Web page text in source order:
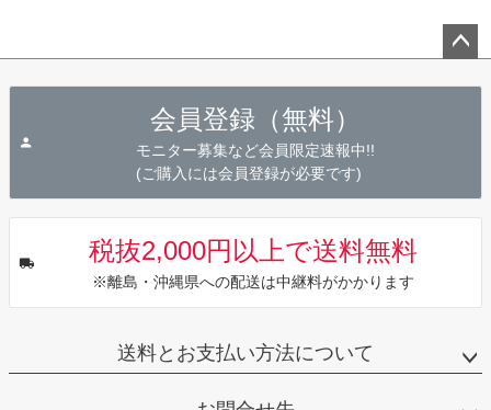
会員登録（無料）
モニター募集など会員限定速報中!!
(ご購入には会員登録が必要です)
税抜2,000円以上で送料無料
※離島・沖縄県への配送は中継料がかかります
送料とお支払い方法について